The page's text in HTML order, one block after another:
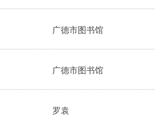
广德市图书馆
广德市图书馆
罗袁